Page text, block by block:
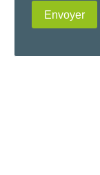
Envoyer